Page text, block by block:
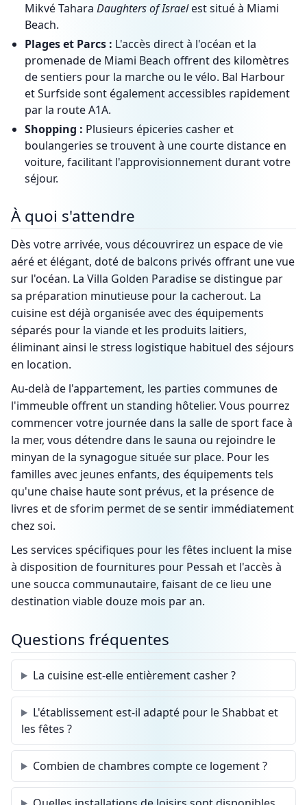
Mikvé Tahara Daughters of Israelest situé à Miami
Beach.
Plages et Parcs : L'accès direct à l'océan et la
promenade de Miami Beach offrent des kilomètres
de sentiers pour la marche ou le vélo. Bal Harbour
et Surfside sont également accessibles rapidement
par la route A1A.
Shopping : Plusieurs épiceries casher et
boulangeries se trouvent à une courte distance en
voiture, facilitant l'approvisionnement durant votre
séjour.
À quoi s'attendre
Dès votre arrivée, vous découvrirez un espace de vie
aéré et élégant, doté de balcons privés offrant une vue
sur l'océan. La Villa Golden Paradise se distingue par
sa préparation minutieuse pour la cacherout. La
cuisine est déjà organisée avec des équipements
séparés pour la viande et les produits laitiers,
éliminant ainsi le stress logistique habituel des séjours
en location.
Au-delà de l'appartement, les parties communes de
l'immeuble offrent un standing hôtelier. Vous pourrez
commencer votre journée dans la salle de sport face à
la mer, vous détendre dans le sauna ou rejoindre le
minyan de la synagogue située sur place. Pour les
familles avec jeunes enfants, des équipements tels
qu'une chaise haute sont prévus, et la présence de
livres et de sforim permet de se sentir immédiatement
chez soi.
Les services spécifiques pour les fêtes incluent la mise
à disposition de fournitures pour Pessah et l'accès à
une soucca communautaire, faisant de ce lieu une
destination viable douze mois par an.
Questions fréquentes
La cuisine est-elle entièrement casher ?
L'établissement est-il adapté pour le Shabbat et
les fêtes ?
Combien de chambres compte ce logement ?